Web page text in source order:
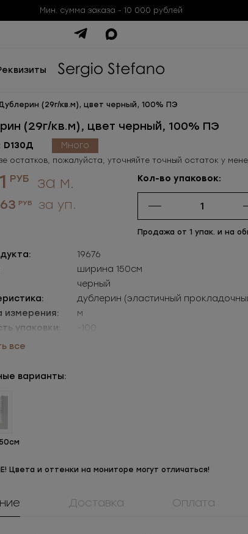
Мин. сумма заказа - 10 000 рублей
(29г/кв.м), цвет черный, 100% ПЭ
за шт.
за уп.
ММ3Т5180П
Под заказ Под заказ
(29г/кв.м), цвет черный, 100% ПЭ
D130Д Много
остатков, пожалуйста, уточняйте точный остаток у
РУБ за м.
РУБ за уп.
Кол-во упаковок:
Продажа от 1 упак. и на
19676
ширина 150см
черный
дублерин (эластичный
измерения:
м
упаковки:
-100
все
варианты:
Цвета и оттенки на мониторе могут отличаться!
Доставка Оплата